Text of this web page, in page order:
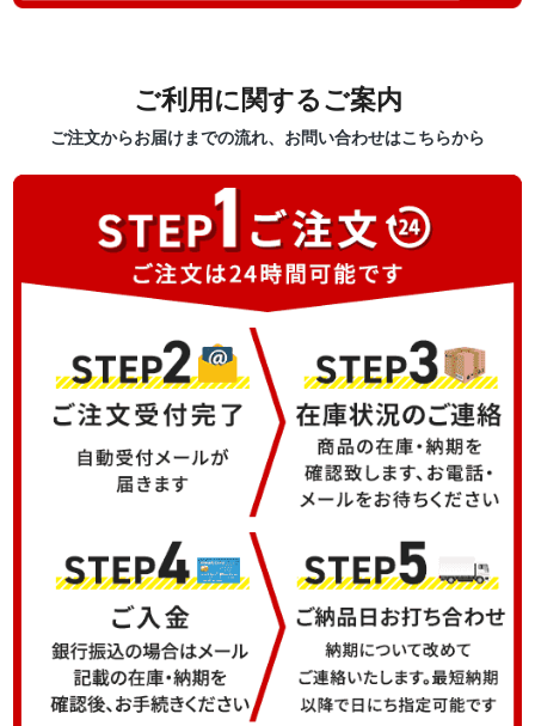
ご利用に関するご案内
ご注文からお届けまでの流れ、お問い合わせはこちらから